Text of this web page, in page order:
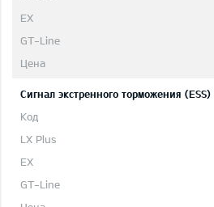
Сигнал экстренного торможения (ESS)